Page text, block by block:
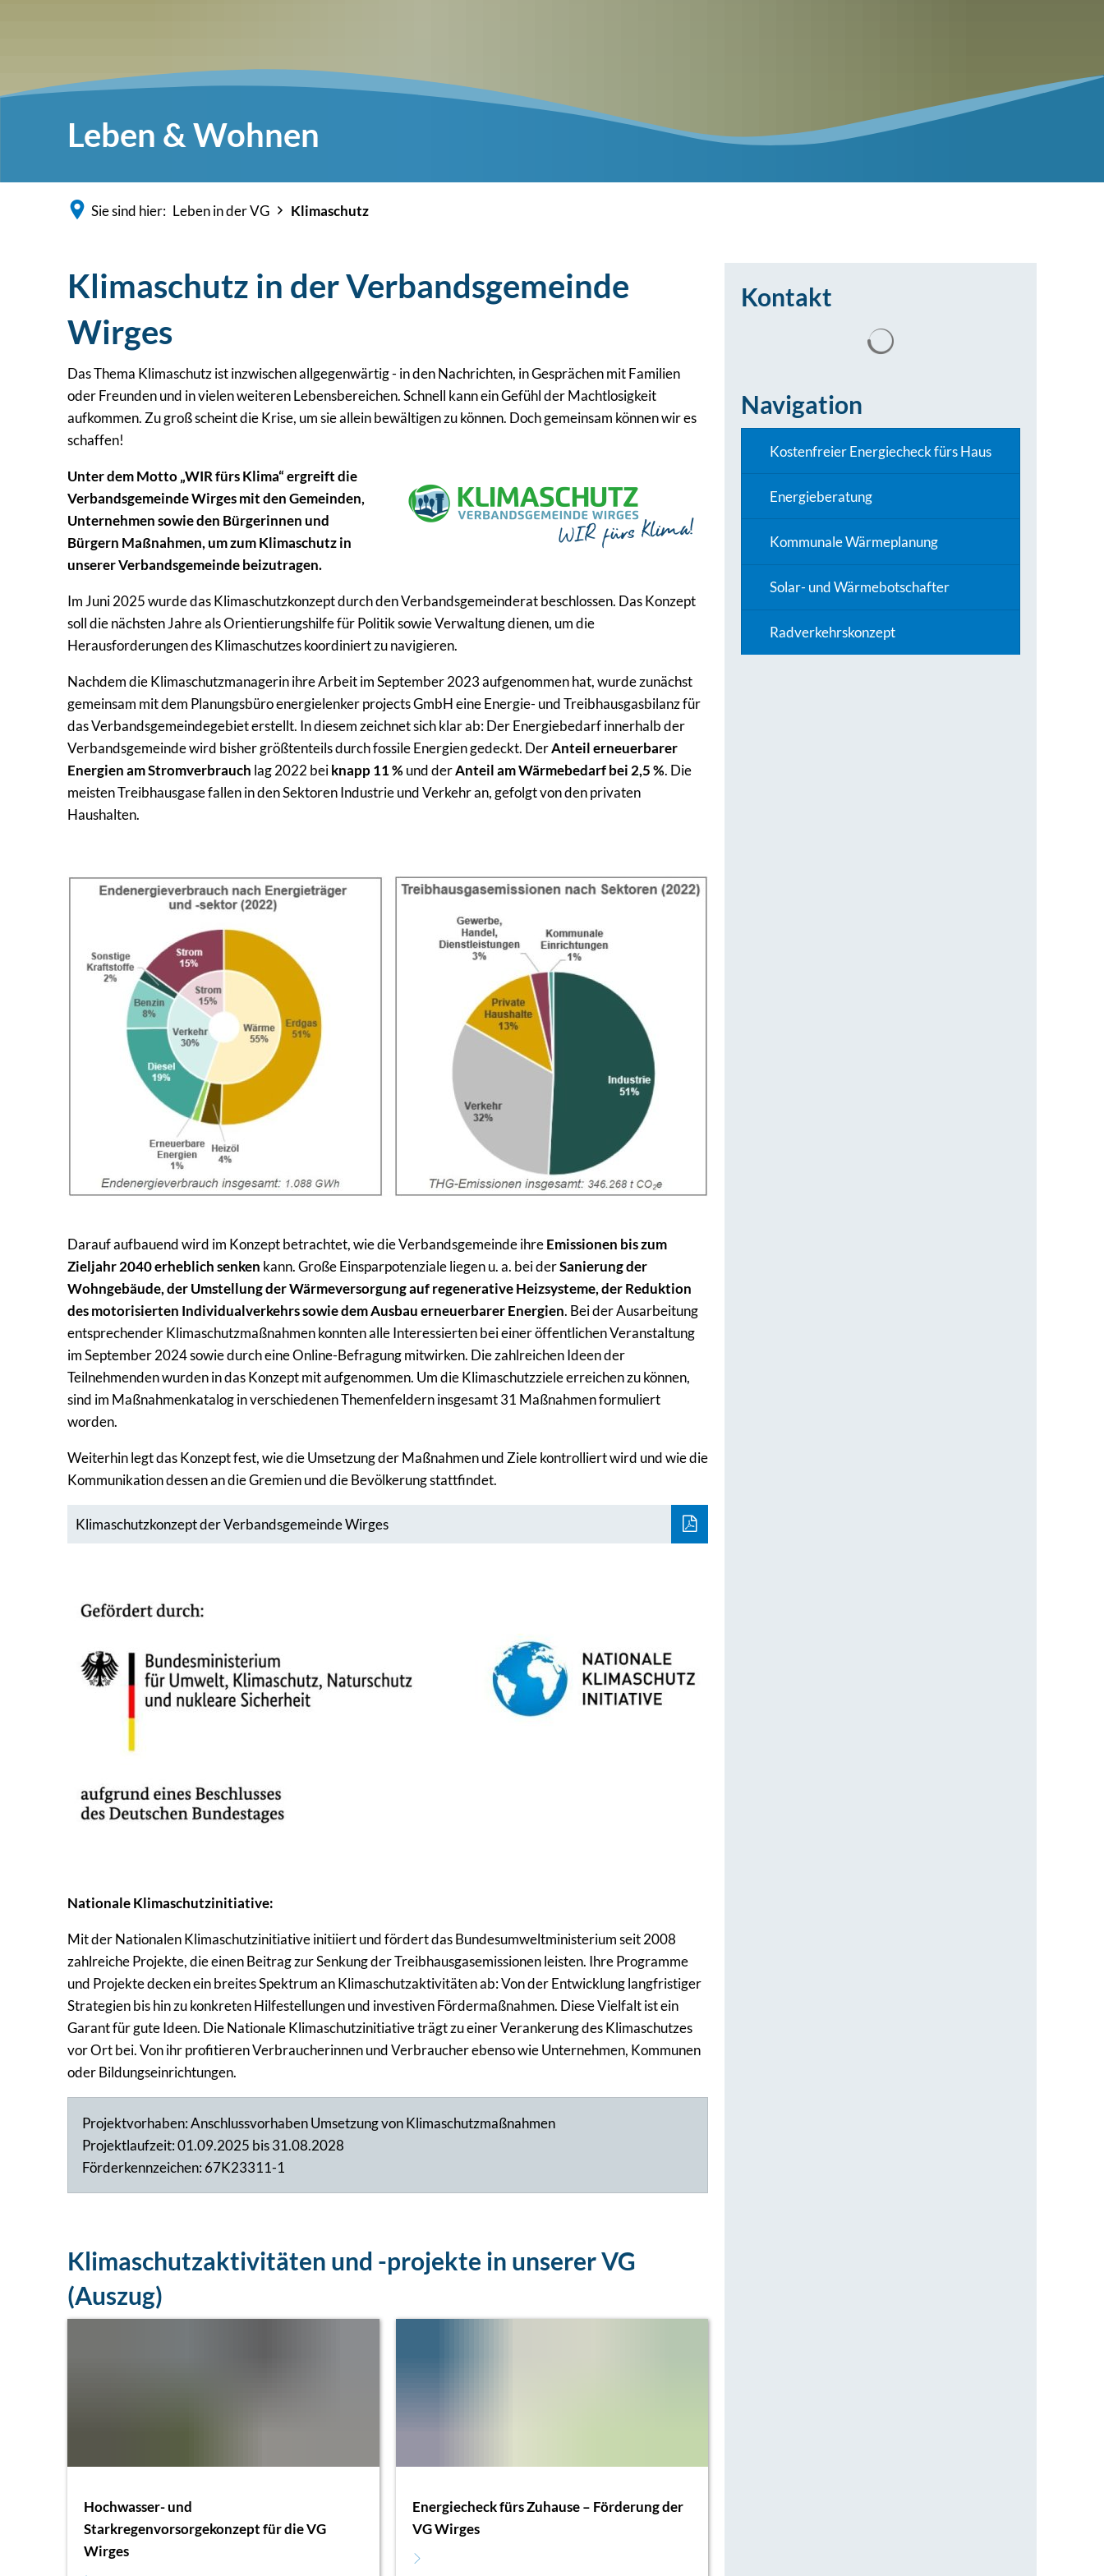
Leben & Wohnen
Sie sind hier: Leben in der VG Klimaschutz
Klimaschutz in der Verbandsgemeinde
Wirges
Das Thema Klimaschutz ist inzwischen allgegenwärtig - in den Nachrichten, in Gesprächen mit Familien
oder Freunden und in vielen weiteren Lebensbereichen. Schnell kann ein Gefühl der Machtlosigkeit
aufkommen. Zu groß scheint die Krise, um sie allein bewältigen zu können. Doch gemeinsam können wir es
schaffen!
Unter dem Motto „WIR fürs Klima“ ergreift die
Verbandsgemeinde Wirges mit den Gemeinden,
Unternehmen sowie den Bürgerinnen und
Bürgern Maßnahmen, um zum Klimaschutz in
unserer Verbandsgemeinde beizutragen.
Im Juni 2025 wurde das Klimaschutzkonzept durch den Verbandsgemeinderat beschlossen. Das Konzept
soll die nächsten Jahre als Orientierungshilfe für Politik sowie Verwaltung dienen, um die
Herausforderungen des Klimaschutzes koordiniert zu navigieren.
Nachdem die Klimaschutzmanagerin ihre Arbeit im September 2023 aufgenommen hat, wurde zunächst
gemeinsam mit dem Planungsbüro energielenker projects GmbH eine Energie- und Treibhausgasbilanz für
das Verbandsgemeindegebiet erstellt. In diesem zeichnet sich klar ab: Der Energiebedarf innerhalb der
Verbandsgemeinde wird bisher größtenteils durch fossile Energien gedeckt. DerAnteil erneuerbarer
Energien am Stromverbrauch lag 2022 beiknapp 11 % und derAnteil am Wärmebedarf bei 2,5 %. Die
meisten Treibhausgase fallen in den Sektoren Industrie und Verkehr an, gefolgt von den privaten
Haushalten.
Darauf aufbauend wird im Konzept betrachtet, wie die Verbandsgemeinde ihreEmissionen bis zum
Zieljahr 2040 erheblich senken kann. Große Einsparpotenziale liegen u. a. bei derSanierung der
Wohngebäude, der Umstellung der Wärmeversorgung auf regenerative Heizsysteme, der Reduktion
des motorisierten Individualverkehrs sowie dem Ausbau erneuerbarer Energien. Bei der Ausarbeitung
entsprechender Klimaschutzmaßnahmen konnten alle Interessierten bei einer öffentlichen Veranstaltung
im September 2024 sowie durch eine Online-Befragung mitwirken. Die zahlreichen Ideen der
Teilnehmenden wurden in das Konzept mit aufgenommen. Um die Klimaschutzziele erreichen zu können,
sind im Maßnahmenkatalog in verschiedenen Themenfeldern insgesamt 31 Maßnahmen formuliert
worden.
Weiterhin legt das Konzept fest, wie die Umsetzung der Maßnahmen und Ziele kontrolliert wird und wie die
Kommunikation dessen an die Gremien und die Bevölkerung stattfindet.
Klimaschutzkonzept der Verbandsgemeinde Wirges
Nationale Klimaschutzinitiative:
Mit der Nationalen Klimaschutzinitiative initiiert und fördert das Bundesumweltministerium seit 2008
zahlreiche Projekte, die einen Beitrag zur Senkung der Treibhausgasemissionen leisten. Ihre Programme
und Projekte decken ein breites Spektrum an Klimaschutzaktivitäten ab: Von der Entwicklung langfristiger
Strategien bis hin zu konkreten Hilfestellungen und investiven Fördermaßnahmen. Diese Vielfalt ist ein
Garant für gute Ideen. Die Nationale Klimaschutzinitiative trägt zu einer Verankerung des Klimaschutzes
vor Ort bei. Von ihr profitieren Verbraucherinnen und Verbraucher ebenso wie Unternehmen, Kommunen
oder Bildungseinrichtungen.
Projektvorhaben: Anschlussvorhaben Umsetzung von Klimaschutzmaßnahmen
Projektlaufzeit: 01.09.2025 bis 31.08.2028
Förderkennzeichen: 67K23311-1
Klimaschutzaktivitäten und -projekte in unserer VG
(Auszug)
Hochwasser- und
Starkregenvorsorgekonzept für die VG
Wirges
Energiecheck fürs Zuhause – Förderung der
VG Wirges
Kontakt
Navigation
Kostenfreier Energiecheck fürs Haus
Energieberatung
Kommunale Wärmeplanung
Solar- und Wärmebotschafter
Radverkehrskonzept